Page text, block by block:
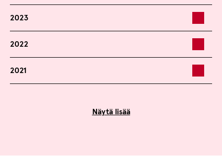
2023
2022
2021
Näytä lisää